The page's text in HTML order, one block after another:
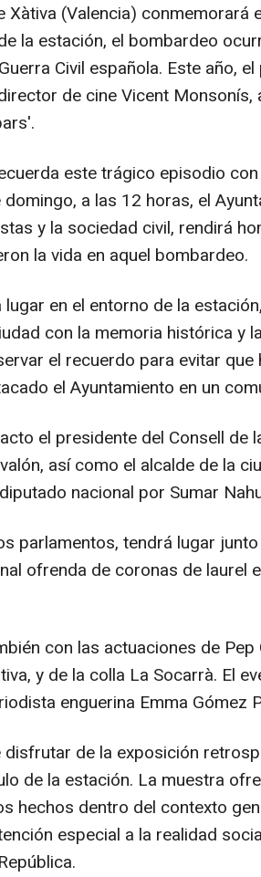
Xàtiva (Valencia) conmemorará
la estación, el bombardeo
Civil española. Este año,
de cine Vicent Monsonís,
este trágico episodio
a las 12 horas, el
y la sociedad civil, rendirá
la vida en aquel bombardeo.
en el entorno de la
con la memoria histórica y
el recuerdo para evitar
el Ayuntamiento en un
el presidente del Consell de
así como el alcalde de la
nacional por Sumar
parlamentos, tendrá lugar
ofrenda de coronas de laurel
con las actuaciones de
y de la colla La Socarrà. El
enguerina Emma Gómez
disfrutar de la exposición
de la estación. La muestra
hechos dentro del contexto
especial a la realidad